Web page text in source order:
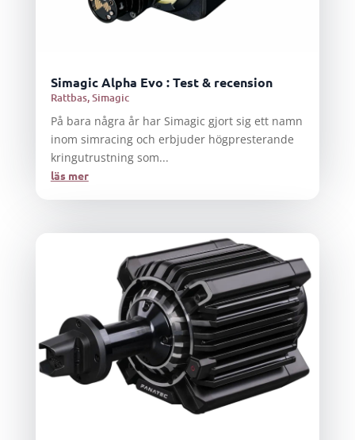
Simagic Alpha Evo : Test & recension
Rattbas,Simagic
På bara några år har Simagic gjort sig ett namn
inom simracing och erbjuder högpresterande
kringutrustning som...
läs mer